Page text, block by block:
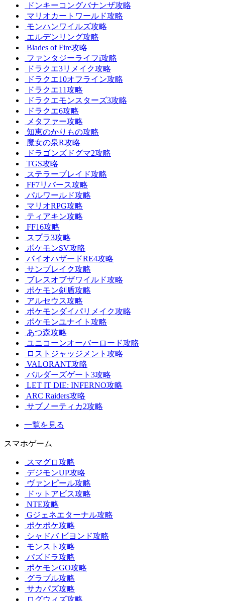
ドンキーコングバナンザ攻略
マリオカートワールド攻略
モンハンワイルズ攻略
エルデンリング攻略
Blades of Fire攻略
ファンタジーライフi攻略
ドラクエ3リメイク攻略
ドラクエ10オフライン攻略
ドラクエ11攻略
ドラクエモンスターズ3攻略
ドラクエ6攻略
メタファー攻略
知恵のかりもの攻略
魔女の泉R攻略
ドラゴンズドグマ2攻略
TGS攻略
ステラーブレイド攻略
FF7リバース攻略
パルワールド攻略
マリオRPG攻略
ティアキン攻略
FF16攻略
スプラ3攻略
ポケモンSV攻略
バイオハザードRE4攻略
サンブレイク攻略
ブレスオブザワイルド攻略
ポケモン剣盾攻略
アルセウス攻略
ポケモンダイパリメイク攻略
ポケモンユナイト攻略
あつ森攻略
ユニコーンオーバーロード攻略
ロストジャッジメント攻略
VALORANT攻略
バルダーズゲート3攻略
LET IT DIE: INFERNO攻略
ARC Raiders攻略
サブノーティカ2攻略
一覧を見る
スマホゲーム
スマグロ攻略
デジモンUP攻略
ヴァンピール攻略
ドットアビス攻略
NTE攻略
Gジェネエターナル攻略
ポケポケ攻略
シャドバ ビヨンド攻略
モンスト攻略
パズドラ攻略
ポケモンGO攻略
グラブル攻略
サカパズ攻略
ログウィズ攻略